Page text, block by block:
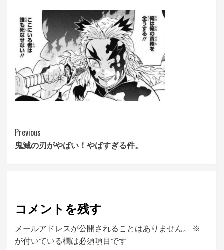
Continue
Reading
Previous
鬼滅の刃がやばい！やばすぎる件。
コメントを残す
メールアドレスが公開されることはありません。
※
が付いている欄は必須項目です